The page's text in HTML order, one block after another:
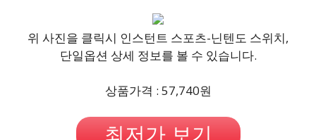
위 사진을 클릭시 인스턴트 스포츠-닌텐도 스위치,
단일옵션 상세 정보를 볼 수 있습니다.
상품가격 : 57,740원
최저가 보기